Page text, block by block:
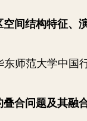
间结构特征、
东师范大学中国
合问题及其融